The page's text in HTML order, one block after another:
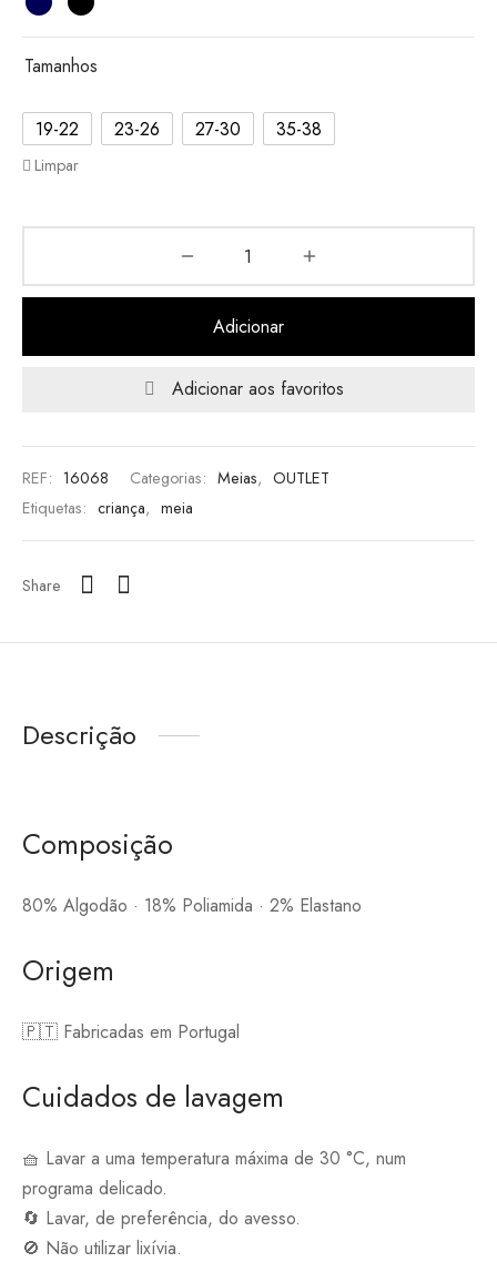
Tamanhos
19-22 23-26 27-30 35-38
Limpar
Adicionar
Adicionar aos favoritos
REF: 16068 Categorias: Meias, OUTLET
Etiquetas: criança, meia
Share
Descrição
Composição
80% Algodão · 18% Poliamida · 2% Elastano
Origem
🇵🇹 Fabricadas em Portugal
Cuidados de lavagem
🧺 Lavar a uma temperatura máxima de 30 °C, num
programa delicado.
🔄 Lavar, de preferência, do avesso.
🚫 Não utilizar lixívia.